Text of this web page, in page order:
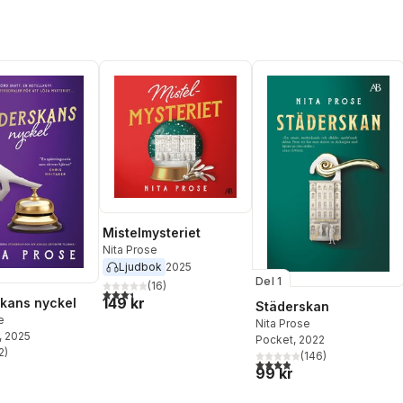
nyckel
, 2025
Totalt antal röster:
)
Mistelmysteriet
Nita Prose
Ljudbok 2025
3,4utav 5 stjärnor. Totalt antal röster:
(16)
149 kr
Del 1
Städerskan
Nita Prose
Pocket, 2022
3,9utav 5 stjärnor. Totalt
(146)
99 kr